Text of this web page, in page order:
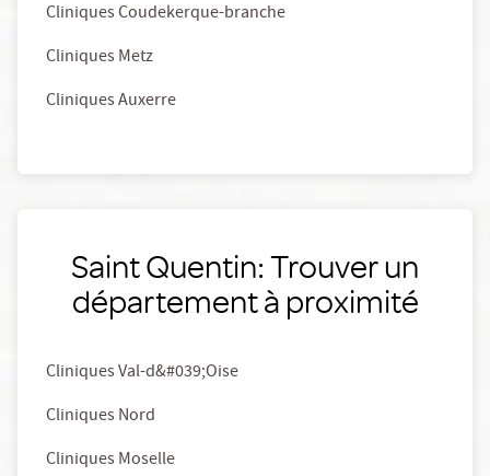
Cliniques Coudekerque-branche
Cliniques Metz
Cliniques Auxerre
Saint Quentin: Trouver un
département à proximité
Cliniques Val-d&#039;Oise
Cliniques Nord
Cliniques Moselle